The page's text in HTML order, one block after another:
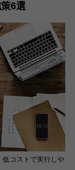
6選
低コストで実行しや